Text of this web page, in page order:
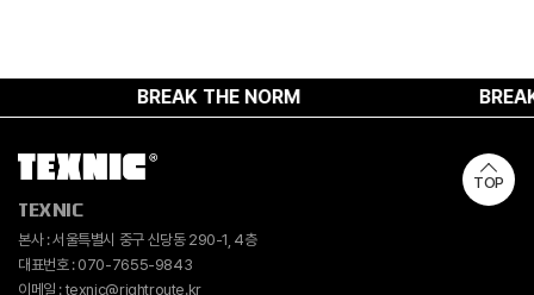
BREAK THE NORM BREAK
TEXNIC
본사 : 서울특별시 중구 신당동 290-1, 4층
대표번호 : 070-7655-9843
이메일 : texnic@rightroute.kr
TOP